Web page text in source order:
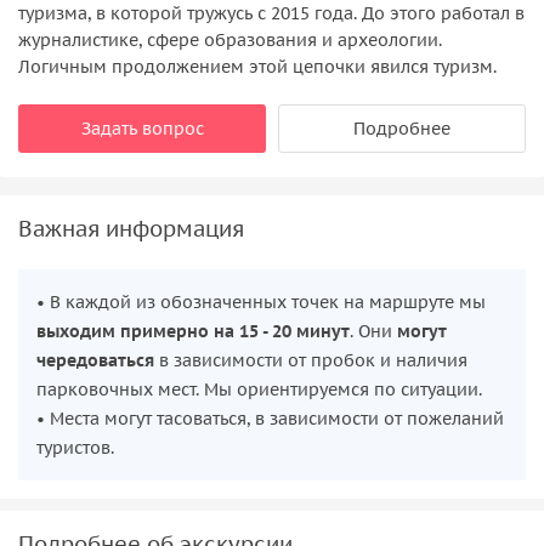
туризма, в которой тружусь с 2015 года. До этого работал в
журналистике, сфере образования и археологии.
Логичным продолжением этой цепочки явился туризм.
Задать вопрос Подробнее
Важная информация
• В каждой из обозначенных точек на маршруте мы
выходим примерно на 15 - 20 минут. Они могут
чередоваться в зависимости от пробок и наличия
парковочных мест. Мы ориентируемся по ситуации.
• Места могут тасоваться, в зависимости от пожеланий
туристов.